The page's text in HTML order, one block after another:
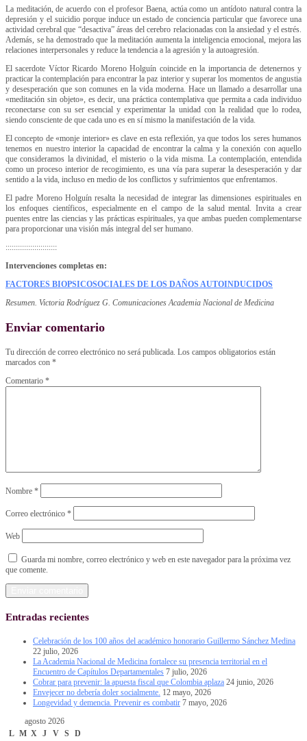
La meditación, de acuerdo con el profesor Baena, actúa como un antídoto natural contra la
depresión y el suicidio porque induce un estado de conciencia particular que favorece una
actividad cerebral que “desactiva” áreas del cerebro relacionadas con la ansiedad y el estrés.
Además, se ha demostrado que la meditación aumenta la inteligencia emocional, mejora las
relaciones interpersonales y reduce la tendencia a la agresión y la autoagresión.
El sacerdote Víctor Ricardo Moreno Holguín coincide en la importancia de detenernos y
practicar la contemplación para encontrar la paz interior y superar los momentos de angustia
y desesperación que son comunes en la vida moderna. Hace un llamado a desarrollar una
«meditación sin objeto», es decir, una práctica contemplativa que permita a cada individuo
reconectarse con su ser esencial y experimentar la unidad con la realidad que lo rodea,
siendo consciente de que cada uno es en sí mismo la manifestación de la vida.
El concepto de «monje interior» es clave en esta reflexión, ya que todos los seres humanos
tenemos en nuestro interior la capacidad de encontrar la calma y la conexión con aquello
que consideramos la divinidad, el misterio o la vida misma. La contemplación, entendida
como un proceso interior de recogimiento, es una vía para superar la desesperación y dar
sentido a la vida, incluso en medio de los conflictos y sufrimientos que enfrentamos.
El padre Moreno Holguín resalta la necesidad de integrar las dimensiones espirituales en
los enfoques científicos, especialmente en el campo de la salud mental. Invita a crear
puentes entre las ciencias y las prácticas espirituales, ya que ambas pueden complementarse
para proporcionar una visión más integral del ser humano.
:::::::::::::::::::::::::
Intervenciones completas en:
FACTORES BIOPSICOSOCIALES DE LOS DAÑOS AUTOINDUCIDOS
Resumen. Victoria Rodríguez G. Comunicaciones Academia Nacional de Medicina
Enviar comentario
Tu dirección de correo electrónico no será publicada. Los campos obligatorios están
marcados con *
Comentario *
Nombre *
Correo electrónico *
Web
Guarda mi nombre, correo electrónico y web en este navegador para la próxima vez
que comente.
Entradas recientes
Celebración de los 100 años del académico honorario Guillermo Sánchez Medina
22 julio, 2026
La Academia Nacional de Medicina fortalece su presencia territorial en el
Encuentro de Capítulos Departamentales 7 julio, 2026
Cobrar para prevenir: la apuesta fiscal que Colombia aplaza 24 junio, 2026
Envejecer no debería doler socialmente. 12 mayo, 2026
Longevidad y demencia. Prevenir es combatir 7 mayo, 2026
agosto 2026
L M X J V S
D